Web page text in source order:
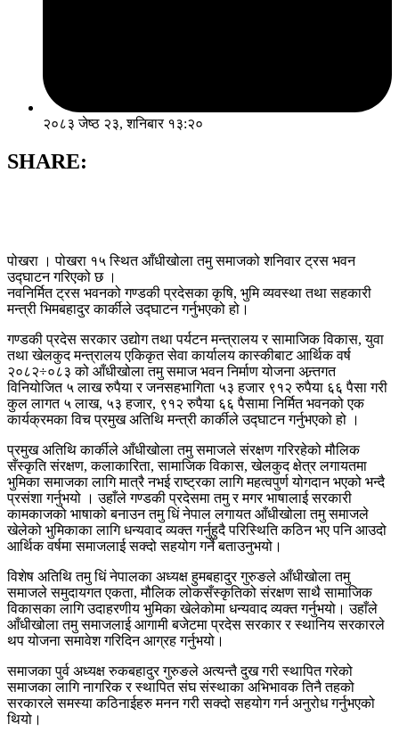
२०८३ जेष्ठ २३, शनिबार १३:२०
SHARE:
पोखरा । पोखरा १५ स्थित आँधीखोला तमु समाजको शनिवार ट्रस भवन
उद्घाटन गरिएको छ ।
नवनिर्मित ट्रस भवनको गण्डकी प्रदेसका कृषि, भुमि व्यवस्था तथा सहकारी
मन्त्री भिमबहादुर कार्कीले उद्घाटन गर्नुभएको हो।
गण्डकी प्रदेस सरकार उद्योग तथा पर्यटन मन्त्रालय र सामाजिक विकास, युवा
तथा खेलकुद मन्त्रालय एकिकृत सेवा कार्यालय कास्कीबाट आर्थिक वर्ष
२०८२÷०८३ को आँधीखोला तमु समाज भवन निर्माण योजना अन्र्तगत
विनियोजित ५ लाख रुपैया र जनसहभागिता ५३ हजार ९१२ रुपैया ६६ पैसा गरी
कुल लागत ५ लाख, ५३ हजार, ९१२ रुपैया ६६ पैसामा निर्मित भवनको एक
कार्यक्रमका विच प्रमुख अतिथि मन्त्री कार्कीले उद्घाटन गर्नुभएको हो ।
प्रमुख अतिथि कार्कीले आँधीखोला तमु समाजले संरक्षण गरिरहेको मौलिक
सँस्कृति संरक्षण, कलाकारिता, सामाजिक विकास, खेलकुद क्षेत्र लगायतमा
भुमिका समाजका लागि मात्रै नभई राष्ट्रका लागि महत्वपुर्ण योगदान भएको भन्दै
प्रसंशा गर्नुभयो । उहाँले गण्डकी प्रदेसमा तमु र मगर भाषालाई सरकारी
कामकाजको भाषाको बनाउन तमु धिं नेपाल लगायत आँधीखोला तमु समाजले
खेलेको भुमिकाका लागि धन्यवाद व्यक्त गर्नुहुदै परिस्थिति कठिन भए पनि आउदो
आर्थिक वर्षमा समाजलाई सक्दो सहयोग गर्ने बताउनुभयो।
विशेष अतिथि तमु धिं नेपालका अध्यक्ष हुमबहादुर गुरुङले आँधीखोला तमु
समाजले समुदायगत एकता, मौलिक लोकसँस्कृतिको संरक्षण साथै सामाजिक
विकासका लागि उदाहरणीय भुमिका खेलेकोमा धन्यवाद व्यक्त गर्नुभयो। उहाँले
आँधीखोला तमु समाजलाई आगामी बजेटमा प्रदेस सरकार र स्थानिय सरकारले
थप योजना समावेश गरिदिन आग्रह गर्नुभयो।
समाजका पुर्व अध्यक्ष रुकबहादुर गुरुङले अत्यन्तै दुख गरी स्थापित गरेको
समाजका लागि नागरिक र स्थापित संघ संस्थाका अभिभावक तिनै तहको
सरकारले समस्या कठिनाईहरु मनन गरी सक्दो सहयोग गर्न अनुरोध गर्नुभएको
थियो।